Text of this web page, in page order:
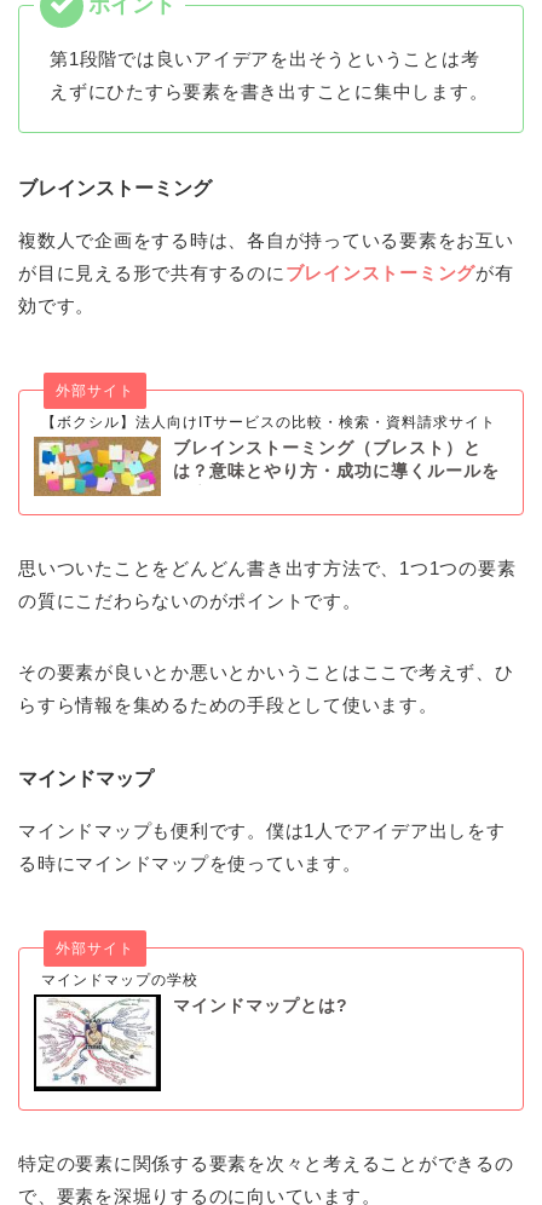
第1段階では良いアイデアを出そうということは考
えずにひたすら要素を書き出すことに集中します。
ブレインストーミング
複数人で企画をする時は、各自が持っている要素をお互い
が目に見える形で共有するのに ブレインストーミングが有
効です。
【ボクシル】法人向けITサービスの比較・検索・資料請求サイト
外部サイト
ブレインストーミング（ブレスト）と
は？意味とやり方・成功に導くルールを
思いついたことをどんどん書き出す方法で、1つ1つの要素
の質にこだわらないのがポイントです。
その要素が良いとか悪いとかいうことはここで考えず、ひ
らすら情報を集めるための手段として使います。
マインドマップ
マインドマップも便利です。僕は1人でアイデア出しをす
る時にマインドマップを使っています。
マインドマップの学校
外部サイト
マインドマップとは?
特定の要素に関係する要素を次々と考えることができるの
で、要素を深堀りするのに向いています。